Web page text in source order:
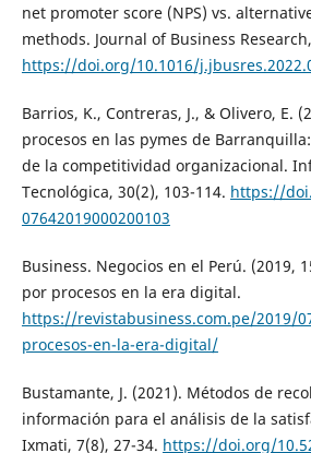
net promoter score (NPS) vs.
methods. Journal of Business
https://doi.org/10.1016/
Barrios, K., Contreras, J., & Olivero, E.
procesos en las pymes de
de la competitividad organizacional.
Tecnológica, 30(2), 103-114. https://
07642019000200103
Business. Negocios en el Perú. (2019,
por procesos en la era digital.
https://revistabusiness.com.pe/2019/
procesos-en-la-era-digital/
Bustamante, J. (2021). Métodos de
información para el análisis de la
Ixmati, 7(8), 27-34. https://doi.org/